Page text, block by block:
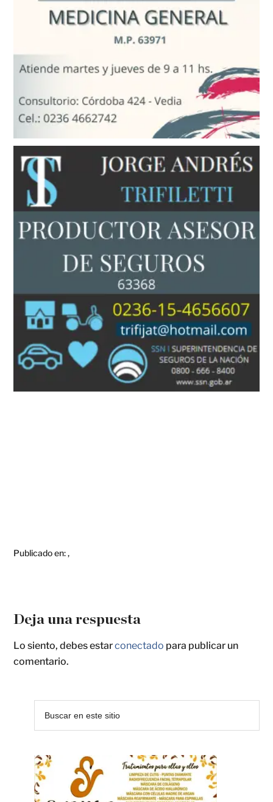
Publicado en:,
Deja una respuesta
Lo siento, debes estarconectado para publicar un
comentario.